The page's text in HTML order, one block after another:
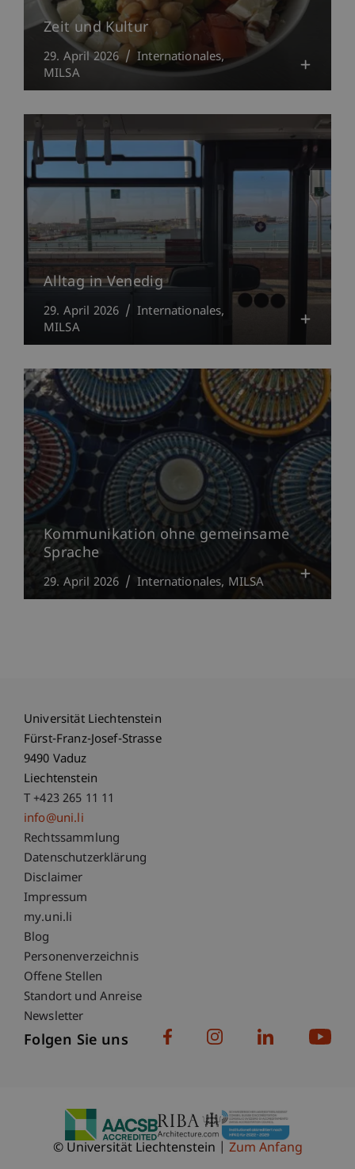
Zeit und Kultur
29. April 2026
Internationales
MILSA
Alltag in Venedig
29. April 2026
Internationales
MILSA
Kommunikation ohne gemeinsame
Sprache
29. April 2026 Internationales MILSA
Universität Liechtenstein
Fürst-Franz-Josef-Strasse
9490 Vaduz
Liechtenstein
T +423 265 11 11
info@uni.li
Fußzeile Rechtliche Hinweise
Rechtssammlung
Datenschutzerklärung
Disclaimer
Impressum
Fußzeile Subdomain-Verzeichnis
my.uni.li
Blog
Personenverzeichnis
Offene Stellen
Standort und Anreise
Newsletter
Folgen Sie uns
© Universität Liechtenstein Zum Anfang